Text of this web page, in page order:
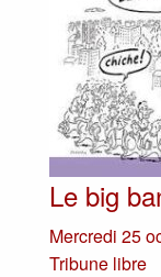
Le big
Mercredi 25
Tribune libre